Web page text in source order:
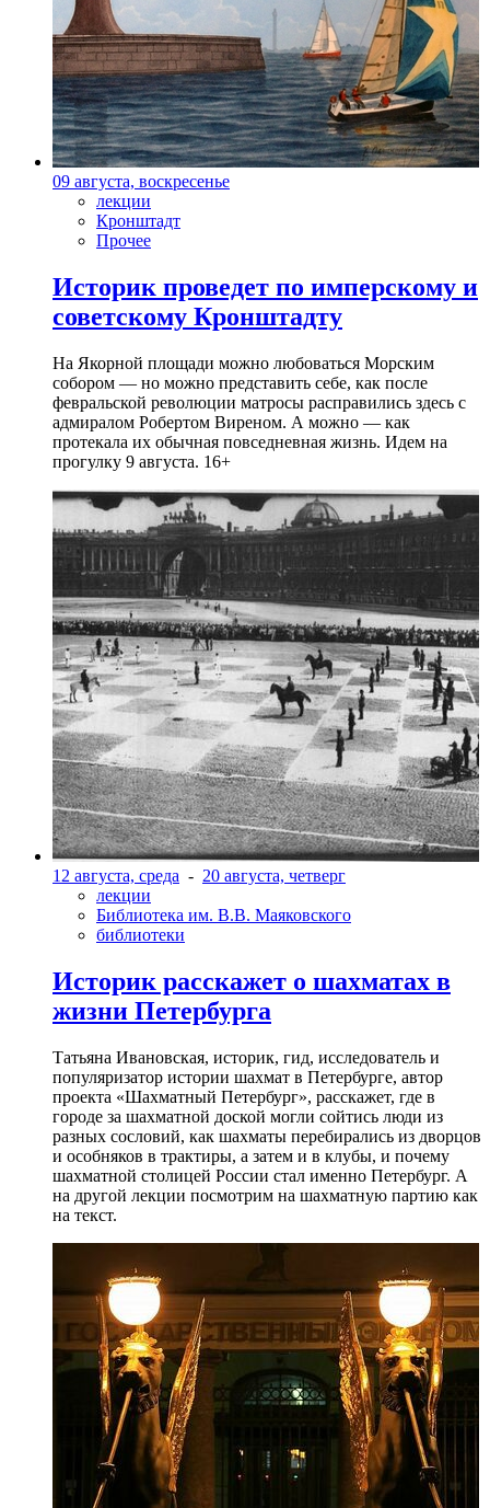
09 августа, воскресенье
лекции
Кронштадт
Прочее
Историк проведет по имперскому и
советскому Кронштадту
На Якорной площади можно любоваться Морским
собором — но можно представить себе, как после
февральской революции матросы расправились здесь с
адмиралом Робертом Виреном. А можно — как
протекала их обычная повседневная жизнь. Идем на
прогулку 9 августа. 16+
12 августа, среда - 20 августа, четверг
лекции
Библиотека им. В.В. Маяковского
библиотеки
Историк расскажет о шахматах в
жизни Петербурга
Татьяна Ивановская, историк, гид, исследователь и
популяризатор истории шахмат в Петербурге, автор
проекта «Шахматный Петербург», расскажет, где в
городе за шахматной доской могли сойтись люди из
разных сословий, как шахматы перебирались из дворцов
и особняков в трактиры, а затем и в клубы, и почему
шахматной столицей России стал именно Петербург. А
на другой лекции посмотрим на шахматную партию как
на текст.